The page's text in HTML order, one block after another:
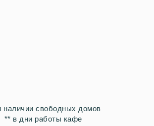
наличии свободных домов
** в дни работы кафе